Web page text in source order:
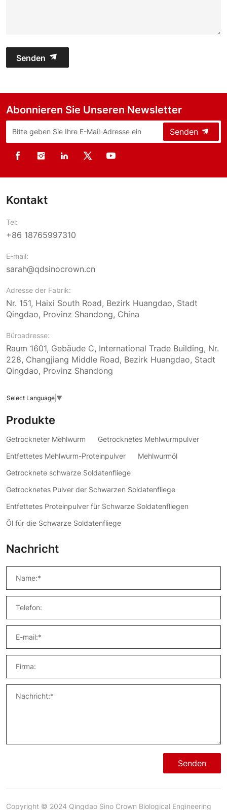
Senden
Abonnieren Sie Unseren Newsletter
Senden
Kontakt
Tel:
+86 18765997310
E-mail:
sarah@qdsinocrown.cn
Adresse der Fabrik:
Nr. 151, Haixi South Road, Bezirk Huangdao, Stadt
Qingdao, Provinz Shandong, China
Büroadresse:
Raum 1601, Gebäude C, International Trade Building, Nr.
228, Changjiang Middle Road, Bezirk Huangdao, Stadt
Qingdao, Provinz Shandong
Select Language ▼
Produkte
Getrockneter Mehlwurm
Getrocknetes Mehlwurmpulver
Entfettetes Mehlwurm-Proteinpulver
Mehlwurmöl
Getrocknete schwarze Soldatenfliege
Getrocknetes Pulver der Schwarzen Soldatenfliege
Entfettetes Proteinpulver für Schwarze Soldatenfliegen
Öl für die Schwarze Soldatenfliege
Nachricht
Senden
Copyright © 2024 Qingdao Sino Crown Biological Engineering